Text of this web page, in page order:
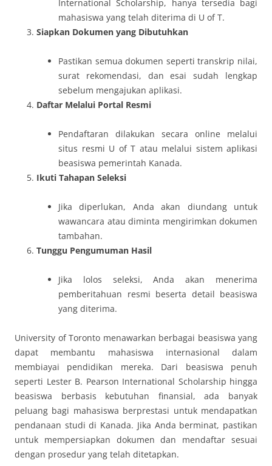
International Scholarship, hanya tersedia bagi
mahasiswa yang telah diterima di U of T.
Siapkan Dokumen yang Dibutuhkan
Pastikan semua dokumen seperti transkrip nilai,
surat rekomendasi, dan esai sudah lengkap
sebelum mengajukan aplikasi.
Daftar Melalui Portal Resmi
Pendaftaran dilakukan secara online melalui
situs resmi U of T atau melalui sistem aplikasi
beasiswa pemerintah Kanada.
Ikuti Tahapan Seleksi
Jika diperlukan, Anda akan diundang untuk
wawancara atau diminta mengirimkan dokumen
tambahan.
Tunggu Pengumuman Hasil
Jika lolos seleksi, Anda akan menerima
pemberitahuan resmi beserta detail beasiswa
yang diterima.
University of Toronto menawarkan berbagai beasiswa yang
dapat membantu mahasiswa internasional dalam
membiayai pendidikan mereka. Dari beasiswa penuh
seperti Lester B. Pearson International Scholarship hingga
beasiswa berbasis kebutuhan finansial, ada banyak
peluang bagi mahasiswa berprestasi untuk mendapatkan
pendanaan studi di Kanada. Jika Anda berminat, pastikan
untuk mempersiapkan dokumen dan mendaftar sesuai
dengan prosedur yang telah ditetapkan.